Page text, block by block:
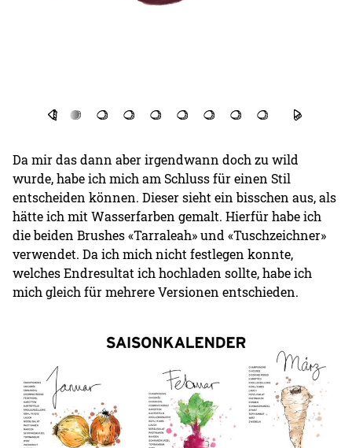
Da mir das dann aber irgendwann doch zu wild
wurde, habe ich mich am Schluss für einen Stil
entscheiden können. Dieser sieht ein bisschen aus, als
hätte ich mit Wasserfarben gemalt. Hierfür habe ich
die beiden Brushes «Tarraleah» und «Tuschzeichner»
verwendet. Da ich mich nicht festlegen konnte,
welches Endresultat ich hochladen sollte, habe ich
mich gleich für mehrere Versionen entschieden.